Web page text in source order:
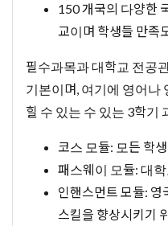
150 개국의 다양한
교이며 학생들 만족
필수과목과 대학교 전공
기본이며, 여기에 영어나
힐 수 있는 수 있는 3학기
코스 모듈: 모든 학
패스웨이 모듈: 대
인핸스먼트 모듈: 영
스킬을 향상시키기